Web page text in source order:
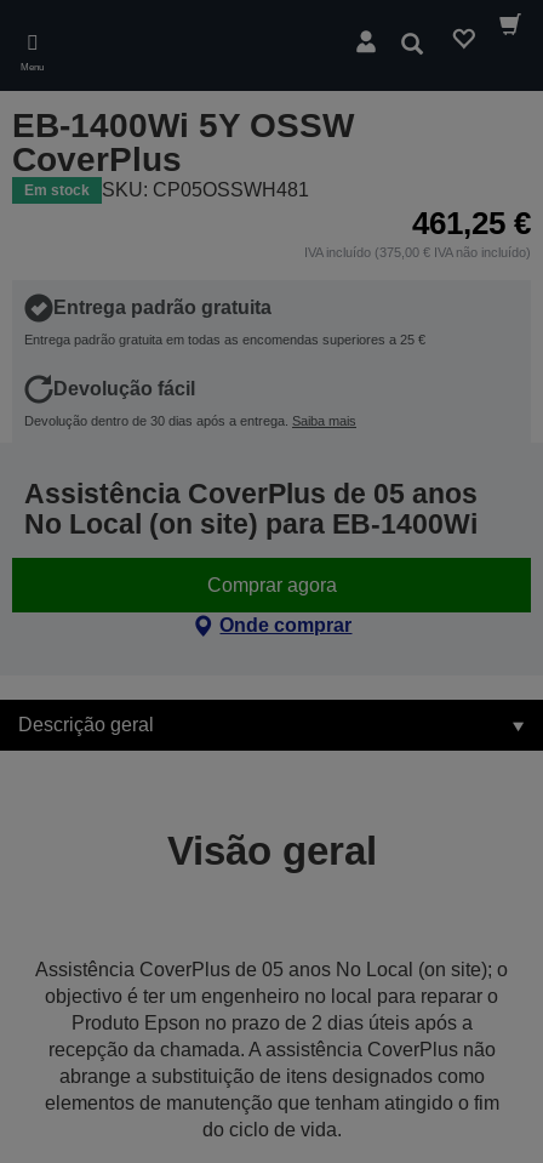
main
content
Menu
Pesquisar
EB-1400Wi 5Y OSSW
CoverPlus
Em stock SKU: CP05OSSWH481
461,25 €
IVA incluído (375,00 € IVA não incluído)
Entrega padrão gratuita
Entrega padrão gratuita em todas as encomendas superiores a 25 €
Devolução fácil
Devolução dentro de 30 dias após a entrega. Saiba mais
Assistência CoverPlus de 05 anos
No Local (on site) para EB-1400Wi
Comprar agora
Onde comprar
Descrição geral
Visão geral
Assistência CoverPlus de 05 anos No Local (on site); o
objectivo é ter um engenheiro no local para reparar o
Produto Epson no prazo de 2 dias úteis após a
recepção da chamada. A assistência CoverPlus não
abrange a substituição de itens designados como
elementos de manutenção que tenham atingido o fim
do ciclo de vida.